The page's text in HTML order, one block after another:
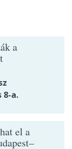
a
8-a.
el a